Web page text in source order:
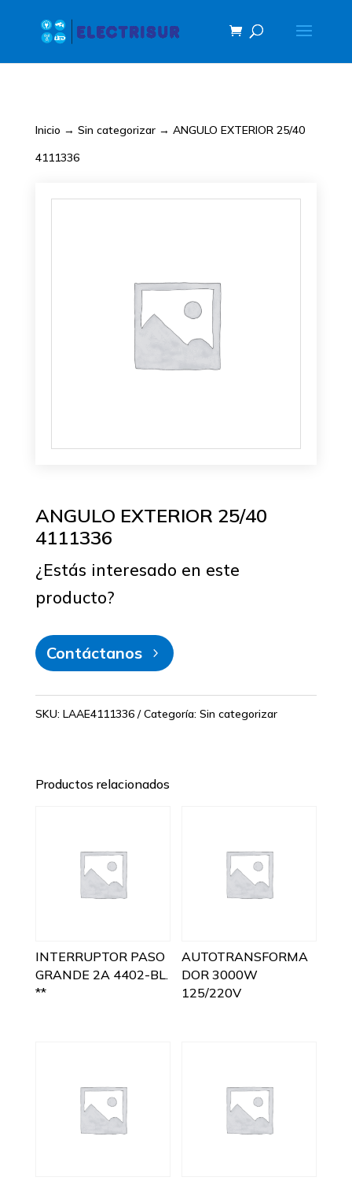
Inicio → Sin categorizar→ ANGULO EXTERIOR 25/40
4111336
ANGULO EXTERIOR 25/40
4111336
¿Estás interesado en este
producto?
Contáctanos
SKU: LAAE4111336 Categoría: Sin categorizar
Productos relacionados
INTERRUPTOR PASO
GRANDE 2A 4402-BL.
**
AUTOTRANSFORMA
DOR 3000W
125/220V